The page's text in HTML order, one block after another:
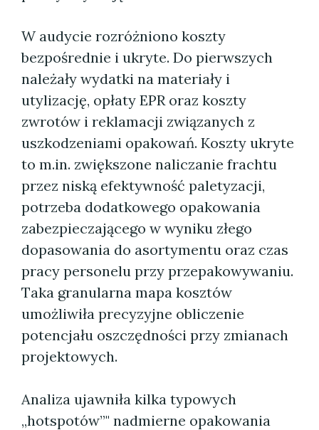
W audycie rozróżniono koszty
bezpośrednie i ukryte. Do pierwszych
należały wydatki na materiały i
utylizację, opłaty EPR oraz koszty
zwrotów i reklamacji związanych z
uszkodzeniami opakowań. Koszty ukryte
to m.in. zwiększone naliczanie frachtu
przez niską efektywność paletyzacji,
potrzeba dodatkowego opakowania
zabezpieczającego w wyniku złego
dopasowania do asortymentu oraz czas
pracy personelu przy przepakowywaniu.
Taka granularna mapa kosztów
umożliwiła precyzyjne obliczenie
potencjału oszczędności przy zmianach
projektowych.
Analiza ujawniła kilka typowych
„hotspotów”" nadmierne opakowania